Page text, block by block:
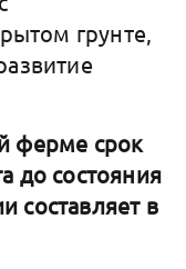
грунте,
ферме срок
до состояния
составляет в